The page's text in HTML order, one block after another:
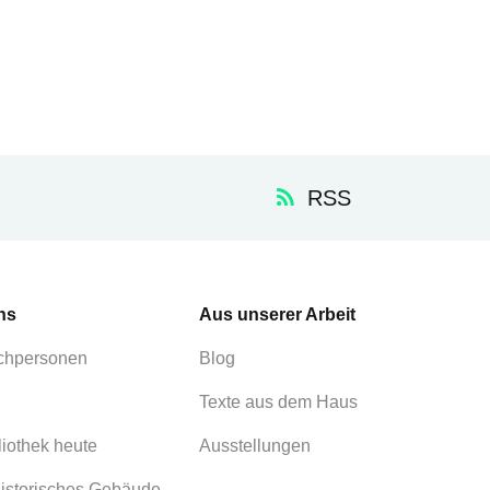
RSS
heute
Aus unserer Arbeit
Blog
Texte aus dem Haus
Ausstellungen